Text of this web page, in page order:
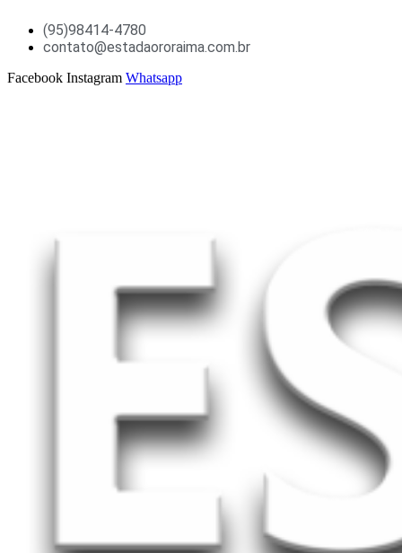
para
(95)98414-4780
contato@estadaororaima.com.br
Facebook Instagram Whatsapp